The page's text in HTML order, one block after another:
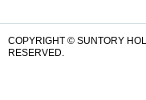
COPYRIGHT © SUNTORY
RESERVED.